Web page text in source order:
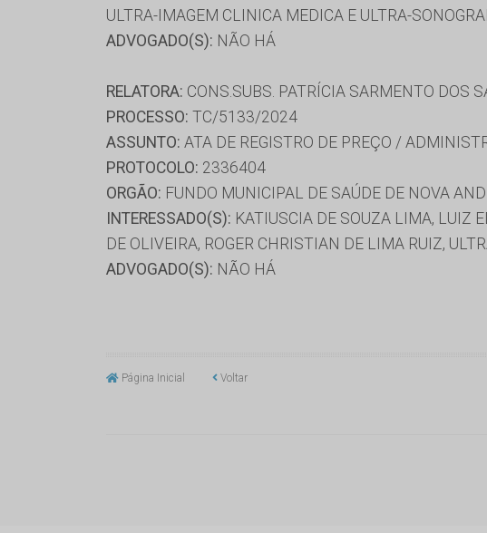
ULTRA-IMAGEM CLINICA MEDICA E ULTRA-
ADVOGADO(S): NÃO HÁ
RELATORA: CONS.SUBS. PATRÍCIA SARMENTO DOS
PROCESSO: TC/5133/2024
ASSUNTO: ATA DE REGISTRO DE PREÇO /
PROTOCOLO: 2336404
ORGÃO: FUNDO MUNICIPAL DE SAÚDE DE NOVA
INTERESSADO(S): KATIUSCIA DE SOUZA LIMA, LUIZ
DE OLIVEIRA, ROGER CHRISTIAN DE LIMA RUIZ,
ADVOGADO(S): NÃO HÁ
Página Inicial Voltar